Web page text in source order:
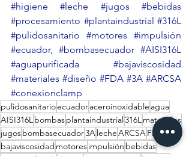
#higiene
#leche #jugos
#bebidas
#procesamiento #plantaindustrial #316L
#pulidosanitario
#motores
#impulsión
#ecuador, #bombasecuador #AISI316L
#aguapurificada
#bajaviscosidad
#materiales #diseño #FDA #3A #ARCSA
#conexionclamp
pulidosanitarioecuadoraceroinoxidable agua
AISI316Lbombasplantaindustrial316Lmateriales
jugosbombasecuador3AlecheARCSAFDA
bajaviscosidad motoresimpulsión bebidas
aguapurificada
diseno
higiene